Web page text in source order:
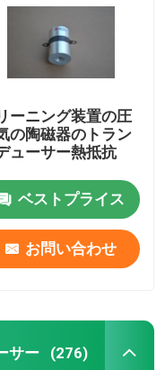
ーニング装置の圧
の陶磁器のトラン
ューサー熱抵抗
ベストプライス
お問い合わせ
サー (276)